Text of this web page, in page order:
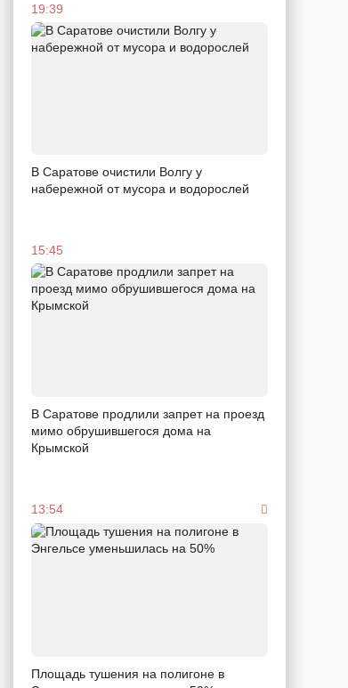
19:39
В Саратове очистили Волгу у
набережной от мусора и водорослей
15:45
В Саратове продлили запрет на проезд
мимо обрушившегося дома на
Крымской
13:54
Площадь тушения на полигоне в